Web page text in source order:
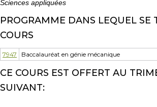
Sciences appliquées
PROGRAMME DANS LEQUEL SE
COURS
7947 Baccalauréat en génie mécanique
CE COURS EST OFFERT AU
SUIVANT: